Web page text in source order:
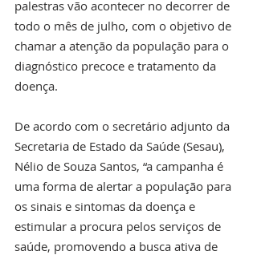
palestras vão acontecer no decorrer de
todo o mês de julho, com o objetivo de
chamar a atenção da população para o
diagnóstico precoce e tratamento da
doença.
De acordo com o secretário adjunto da
Secretaria de Estado da Saúde (Sesau),
Nélio de Souza Santos, “a campanha é
uma forma de alertar a população para
os sinais e sintomas da doença e
estimular a procura pelos serviços de
saúde, promovendo a busca ativa de